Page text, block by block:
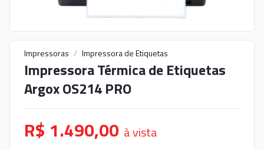
Impressoras / Impressora de Etiquetas
Impressora Térmica de Etiquetas
Argox OS214 PRO
R$ 1.490,00 à vista